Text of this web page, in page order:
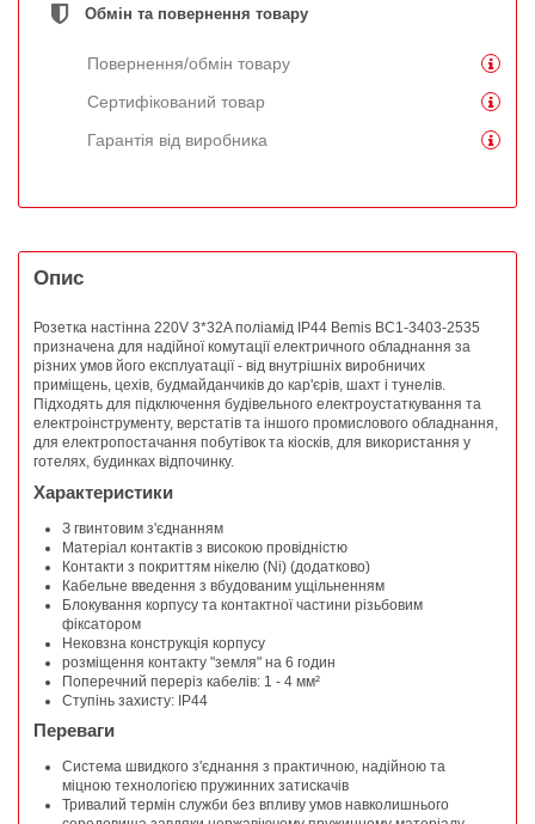
Обмін та повернення товару
Повернення/обмін товару
Сертифікований товар
Гарантія від виробника
Опис
Розетка настінна 220V 3*32A поліамід IP44 Bemis BC1-3403-2535
призначена для надійної комутації електричного обладнання за
різних умов його експлуатації - від внутрішніх виробничих
приміщень, цехів, будмайданчиків до кар'єрів, шахт і тунелів.
Підходять для підключення будівельного електроустаткування та
електроінструменту, верстатів та іншого промислового обладнання,
для електропостачання побутівок та кіосків, для використання у
готелях, будинках відпочинку.
Характеристики
З гвинтовим з'єднанням
Матеріал контактів з високою провідністю
Контакти з покриттям нікелю (Ni) (додатково)
Кабельне введення з вбудованим ущільненням
Блокування корпусу та контактної частини різьбовим
фіксатором
Нековзна конструкція корпусу
розміщення контакту "земля" на 6 годин
Поперечний переріз кабелів: 1 - 4 мм²
Ступінь захисту: IP44
Переваги
Система швидкого з'єднання з практичною, надійною та
міцною технологією пружинних затискачів
Тривалий термін служби без впливу умов навколишнього